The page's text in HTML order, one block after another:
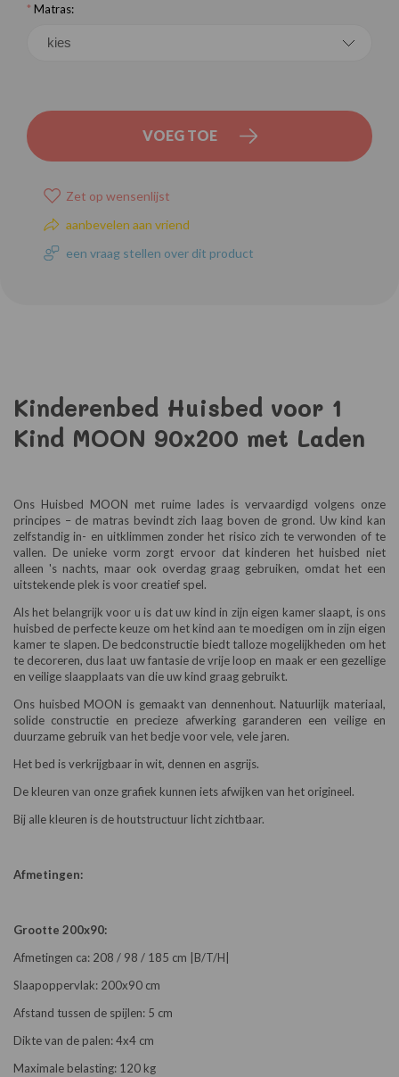
* Matras:
VOEG TOE
Zet op wensenlijst
aanbevelen aan vriend
een vraag stellen over dit product
Kinderenbed Huisbed voor 1
Kind MOON 90x200 met Laden
Ons Huisbed MOON met ruime lades is vervaardigd volgens onze
principes – de matras bevindt zich laag boven de grond. Uw kind kan
zelfstandig in- en uitklimmen zonder het risico zich te verwonden of te
vallen. De unieke vorm zorgt ervoor dat kinderen het huisbed niet
alleen 's nachts, maar ook overdag graag gebruiken, omdat het een
uitstekende plek is voor creatief spel.
Als het belangrijk voor u is dat uw kind in zijn eigen kamer slaapt, is ons
huisbed de perfecte keuze om het kind aan te moedigen om in zijn eigen
kamer te slapen. De bedconstructie biedt talloze mogelijkheden om het
te decoreren, dus laat uw fantasie de vrije loop en maak er een gezellige
en veilige slaapplaats van die uw kind graag gebruikt.
Ons huisbed MOON is gemaakt van dennenhout. Natuurlijk materiaal,
solide constructie en precieze afwerking garanderen een veilige en
duurzame gebruik van het bedje voor vele, vele jaren.
Het bed is verkrijgbaar in wit, dennen en asgrijs.
De kleuren van onze grafiek kunnen iets afwijken van het origineel.
Bij alle kleuren is de houtstructuur licht zichtbaar.
Afmetingen:
Grootte 200x90:
Afmetingen ca: 208 / 98 / 185 cm |B/T/H|
Slaapoppervlak: 200x90 cm
Afstand tussen de spijlen: 5 cm
Dikte van de palen: 4x4 cm
Maximale belasting: 120 kg